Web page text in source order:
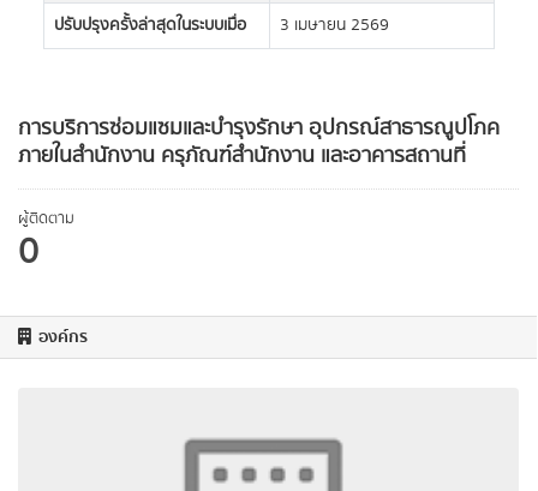
การบริการซ่อมแซมและบำรุงรักษา อุปกรณ์สาธารณูปโภค
ภายในสำนักงาน ครุภัณฑ์สำนักงาน และอาคารสถานที่
ผู้ติดตาม
0
องค์กร
ปรับปรุงครั้งล่าสุดในระบบเมื่อ
3 เมษายน 2569